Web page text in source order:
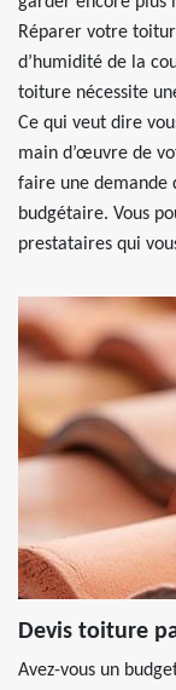
Réparer votre
d’humidité de la
toiture nécessite
Ce qui veut dire
main d’œuvre de
faire une demande
budgétaire. Vous
prestataires qui
Devis toiture
Avez-vous un